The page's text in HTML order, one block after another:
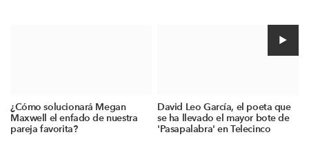
¿Cómo solucionará Megan
Maxwell el enfado de nuestra
pareja favorita?
David Leo García, el poeta que
se ha llevado el mayor bote de
'Pasapalabra' en Telecinco